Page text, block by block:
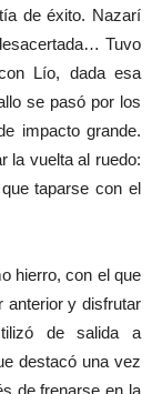
de éxito. Nazarí
Tuvo
Lío, dada esa
se pasó por los
impacto grande.
la vuelta al ruedo:
taparse con el
hierro, con el que
anterior y disfrutar
de salida a
destacó una vez
de frenarse en la